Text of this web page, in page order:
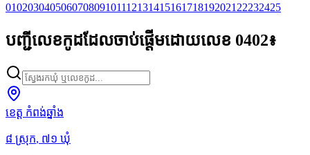
010203040506070809101112131415161718192021 22232425
បញ្ជីលេខកូដដែលចាប់ផ្តើមដោយលេខ 0402៖
ខេត្ត កំពង់ឆ្នាំង
៨ ស្រុក, ៧១ ឃុំ